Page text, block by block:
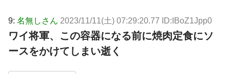
9: 名無しさん 2023/11/11(土) 07:29:20.77 ID:IBoZ1Jpp0
ワイ将軍、この容器になる前に焼肉定食にソ
ースをかけてしまい逝く